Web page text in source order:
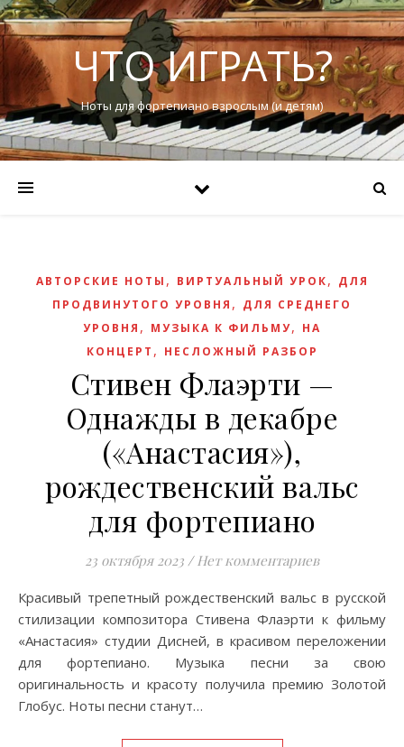
ЧТО ИГРАТЬ?
Ноты для фортепиано взрослым (и детям)
АВТОРСКИЕ НОТЫ , ВИРТУАЛЬНЫЙ УРОК, ДЛЯ
ПРОДВИНУТОГО УРОВНЯ , ДЛЯ СРЕДНЕГО
УРОВНЯ , МУЗЫКА К ФИЛЬМУ, НА
КОНЦЕРТ , НЕСЛОЖНЫЙ РАЗБОР
Стивен Флаэрти —
Однажды в декабре
(«Анастасия»),
рождественский вальс
для фортепиано
23 октября 2023 / Нет комментариев
Красивый трепетный рождественский вальс в русской
стилизации композитора Стивена Флаэрти к фильму
«Анастасия» студии Дисней, в красивом переложении
для фортепиано. Музыка песни за свою
оригинальность и красоту получила премию Золотой
Глобус. Ноты песни станут…